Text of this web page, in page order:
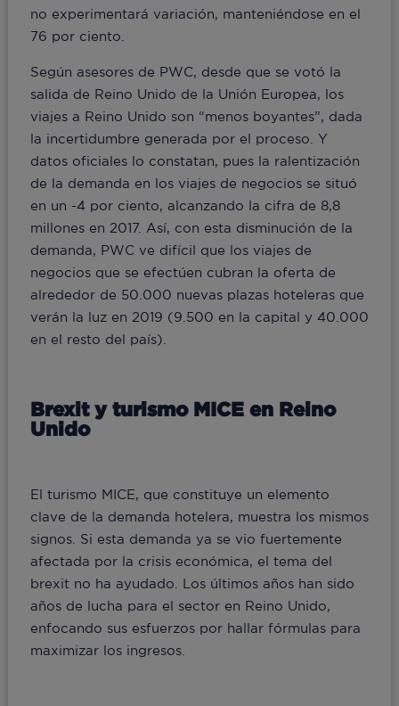
no experimentará variación, manteniéndose en el
76 por ciento.
Según asesores de PWC, desde que se votó la
salida de Reino Unido de la Unión Europea, los
viajes a Reino Unido son “menos boyantes”, dada
la incertidumbre generada por el proceso. Y
datos oficiales lo constatan, pues la ralentización
de la demanda en los viajes de negocios se situó
en un -4 por ciento, alcanzando la cifra de 8,8
millones en 2017. Así, con esta disminución de la
demanda, PWC ve difícil que los viajes de
negocios que se efectúen cubran la oferta de
alrededor de 50.000 nuevas plazas hoteleras que
verán la luz en 2019 (9.500 en la capital y 40.000
en el resto del país).
Brexit y turismo MICE en Reino
Unido
El turismo MICE, que constituye un elemento
clave de la demanda hotelera, muestra los mismos
signos. Si esta demanda ya se vio fuertemente
afectada por la crisis económica, el tema del
brexit no ha ayudado. Los últimos años han sido
años de lucha para el sector en Reino Unido,
enfocando sus esfuerzos por hallar fórmulas para
maximizar los ingresos.